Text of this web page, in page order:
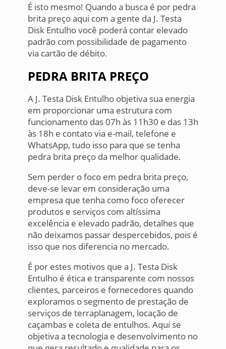
É isto mesmo! Quando a busca é por pedra
brita preço aqui com a gente da J. Testa
Disk Entulho você poderá contar elevado
padrão com possibilidade de pagamento
via cartão de débito.
PEDRA BRITA PREÇO
A J. Testa Disk Entulho objetiva sua energia
em proporcionar uma estrutura com
funcionamento das 07h às 11h30 e das 13h
às 18h e contato via e-mail, telefone e
WhatsApp, tudo isso para que se tenha
pedra brita preço da melhor qualidade.
Sem perder o foco em pedra brita preço,
deve-se levar em consideração uma
empresa que tenha como foco oferecer
produtos e serviços com altíssima
excelência e elevado padrão, detalhes que
não deixamos passar despercebidos, pois é
isso que nos diferencia no mercado.
É por estes motivos que a J. Testa Disk
Entulho é ética e transparente com nossos
clientes, parceiros e fornecedores quando
exploramos o segmento de prestação de
serviços de terraplanagem, locação de
caçambas e coleta de entulhos. Aqui se
objetiva a tecnologia e desenvolvimento no